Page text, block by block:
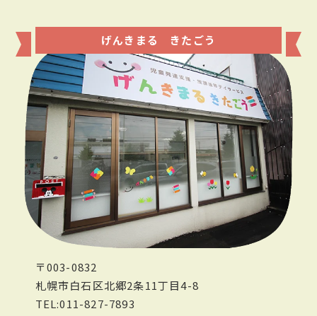
げんきまる きたごう
〒003-0832
札幌市白石区北郷2条11丁目4-8
TEL:011-827-7893